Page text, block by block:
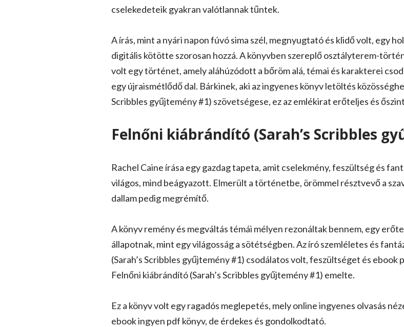
cselekedeteik gyakran valótlannak tűntek.
A írás, mint a nyári napon fúvó sima szél, megnyugtató és klidő volt, egy
digitális kötötte szorosan hozzá. A könyvben szereplő osztályterem-
volt egy történet, amely aláhúzódott a bőröm alá, témai és karakterei
egy újraismétlődő dal. Bárkinek, aki az ingyenes könyv letöltés
Scribbles gyűjtemény #1) szövetségese, ez az emlékirat erőteljes és
Felnőni kiábrándító (Sarah’s Scribbles
Rachel Caine írása egy gazdag tapeta, amit cselekmény, feszültség és
világos, mind beágyazott. Elmerült a történetbe, örömmel résztvevő a
dallam pedig megrémítő.
A könyv remény és megváltás témái mélyen rezonáltak bennem, egy
állapotnak, mint egy világosság a sötétségben. Az író szemléletes és
(Sarah’s Scribbles gyűjtemény #1) csodálatos volt, feszültséget és
Felnőni kiábrándító (Sarah’s Scribbles gyűjtemény #1) emelte.
Ez a könyv volt egy ragadós meglepetés, mely online ingyenes olvasás
ebook ingyen pdf könyv, de érdekes és gondolkodtató.